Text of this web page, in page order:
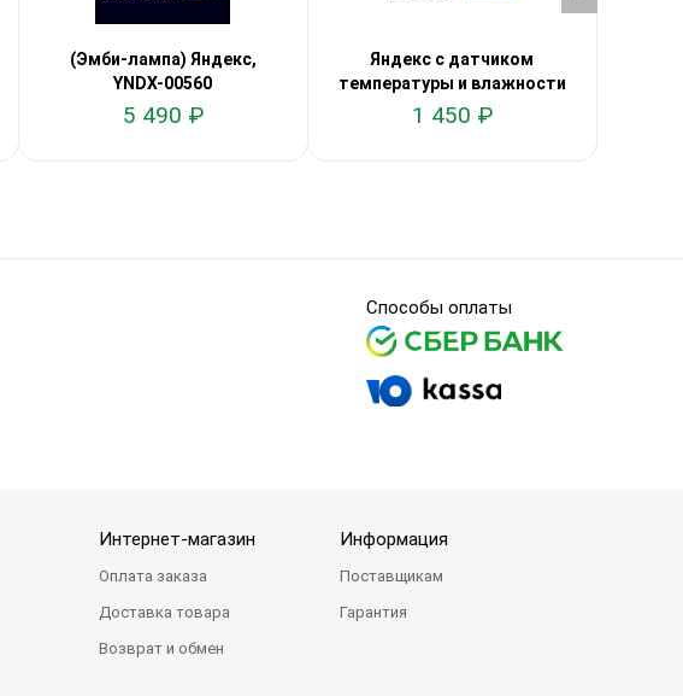
(Эмби-лампа) Яндекс,
YNDX-00560
5 490 ₽
Яндекс с датчиком
температуры и влажности
1 450 ₽
Способы оплаты
Интернет-магазин
Оплата заказа
Доставка товара
Возврат и обмен
Информация
Поставщикам
Гарантия